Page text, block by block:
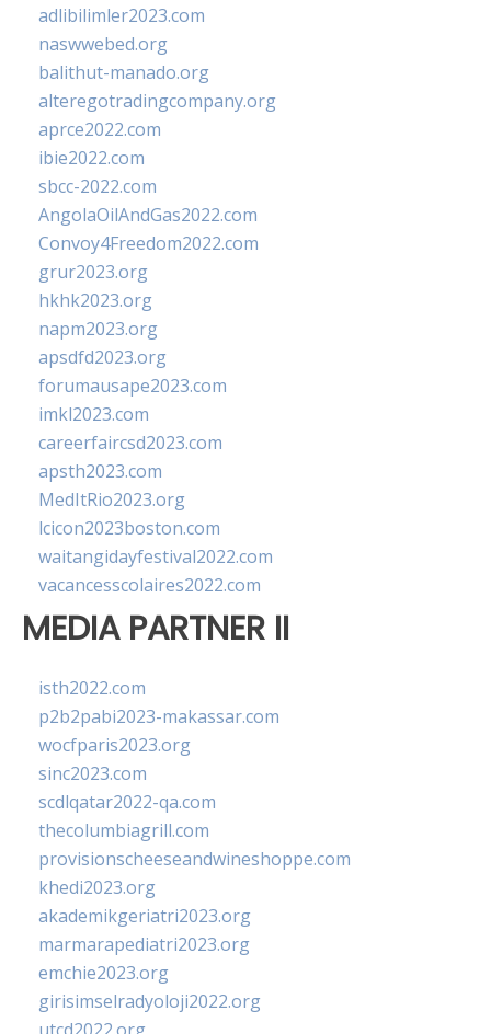
adlibilimler2023.com
naswwebed.org
balithut-manado.org
alteregotradingcompany.org
aprce2022.com
ibie2022.com
sbcc-2022.com
AngolaOilAndGas2022.com
Convoy4Freedom2022.com
grur2023.org
hkhk2023.org
napm2023.org
apsdfd2023.org
forumausape2023.com
imkl2023.com
careerfaircsd2023.com
apsth2023.com
MedItRio2023.org
lcicon2023boston.com
waitangidayfestival2022.com
vacancesscolaires2022.com
MEDIA PARTNER II
isth2022.com
p2b2pabi2023-makassar.com
wocfparis2023.org
sinc2023.com
scdlqatar2022-qa.com
thecolumbiagrill.com
provisionscheeseandwineshoppe.com
khedi2023.org
akademikgeriatri2023.org
marmarapediatri2023.org
emchie2023.org
girisimselradyoloji2022.org